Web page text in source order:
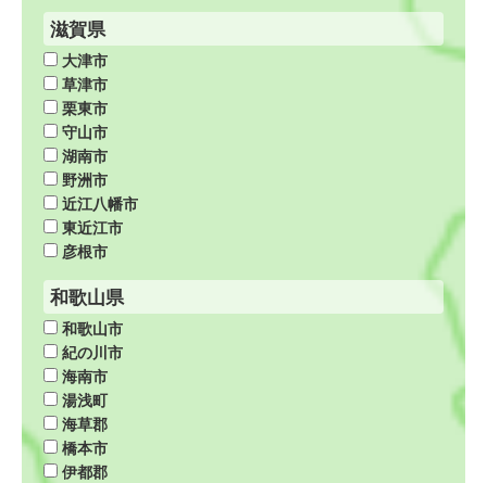
滋賀県
大津市
草津市
栗東市
守山市
湖南市
野洲市
近江八幡市
東近江市
彦根市
和歌山県
和歌山市
紀の川市
海南市
湯浅町
海草郡
橋本市
伊都郡